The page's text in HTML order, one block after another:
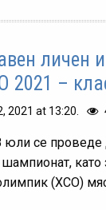
личен
2021 –
2021 at 13:20.
юли се
като
(ХСО)